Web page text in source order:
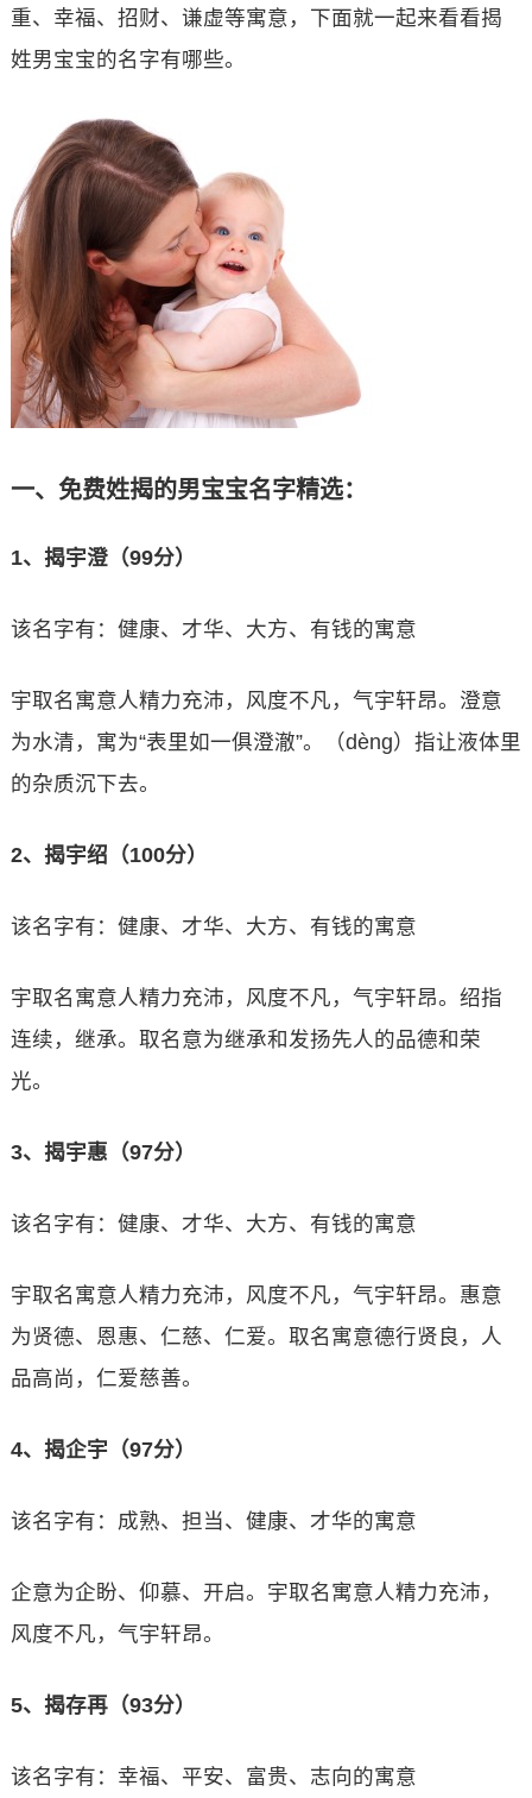
重、幸福、招财、谦虚等寓意，下面就一起来看看揭
姓男宝宝的名字有哪些。
一、免费姓揭的男宝宝名字精选：
1、揭宇澄（99分）
该名字有：健康、才华、大方、有钱的寓意
宇取名寓意人精力充沛，风度不凡，气宇轩昂。澄意
为水清，寓为“表里如一俱澄澈”。（dèng）指让液体里
的杂质沉下去。
2、揭宇绍（100分）
该名字有：健康、才华、大方、有钱的寓意
宇取名寓意人精力充沛，风度不凡，气宇轩昂。绍指
连续，继承。取名意为继承和发扬先人的品德和荣
光。
3、揭宇惠（97分）
该名字有：健康、才华、大方、有钱的寓意
宇取名寓意人精力充沛，风度不凡，气宇轩昂。惠意
为贤德、恩惠、仁慈、仁爱。取名寓意德行贤良，人
品高尚，仁爱慈善。
4、揭企宇（97分）
该名字有：成熟、担当、健康、才华的寓意
企意为企盼、仰慕、开启。宇取名寓意人精力充沛，
风度不凡，气宇轩昂。
5、揭存再（93分）
该名字有：幸福、平安、富贵、志向的寓意